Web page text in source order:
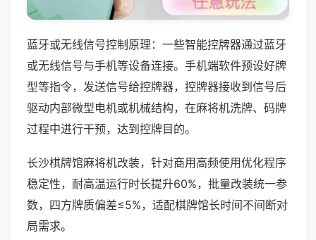
蓝牙或无线信号控制原理：一些智能控牌器通过蓝牙
或无线信号与手机等设备连接。手机端软件预设好牌
型等指令，发送信号给控牌器，控牌器接收到信号后
驱动内部微型电机或机械结构，在麻将机洗牌、码牌
过程中进行干预，达到控牌目的。
长沙棋牌馆麻将机改装，针对商用高频使用优化程序
稳定性，耐高温运行时长提升60%，批量改装统一参
数，四方牌质偏差≤5%，适配棋牌馆长时间不间断对
局需求。